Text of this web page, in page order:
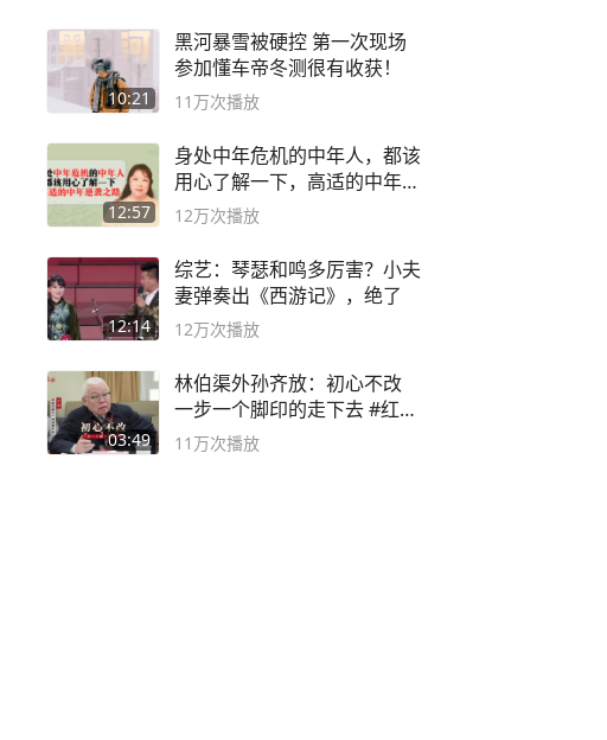
10:21
黑河暴雪被硬控 第一次现场
参加懂车帝冬测很有收获！
11万次播放
12:57
身处中年危机的中年人，都该
用心了解一下，高适的中年逆
袭之路
12万次播放
12:14
综艺：琴瑟和鸣多厉害？小夫
妻弹奏出《西游记》，绝了
12万次播放
03:49
林伯渠外孙齐放：初心不改
一步一个脚印的走下去 #红船
论坛
11万次播放